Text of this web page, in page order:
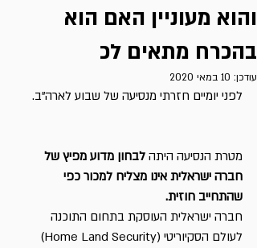
והוא מעוניין האם הוא
בהכרח מתאים לכ
עודכן: 10 במאי 2020
לפני יומיים חזרתי מנסיעה של שבוע לארה”ב.
מטרת הנסיעה היתה לבחון מדוע מפיץ של
חברה ישראלית אינו מצליח למכור כפי
שהתחייב חוזית.
חברה ישראלית העוסקת בתחום התוכנה
לעולם הסקיוריטי (Home Land Security)